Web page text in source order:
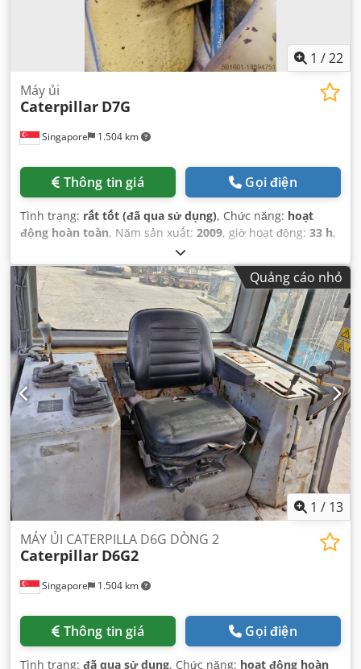
1 /22
Singapore 1.504 km
Máy ủi
Caterpillar D7G
Thông tin giá Gọi điện
Tình trạng: rất tốt (đã qua sử dụng), Chức năng: hoạt
động hoàn toàn, Năm sản xuất: 2009, giờ hoạt động: 33 h,
CAT00D7GLC7G01263
Quảng cáo nhỏ
1 / 13
Singapore 1.504 km
MÁY ỦI CATERPILLA D6G DÒNG 2
Caterpillar D6G2
Thông tin giá Gọi điện
Tình trạng: đã qua sử dụng, Chức năng: hoạt động hoàn